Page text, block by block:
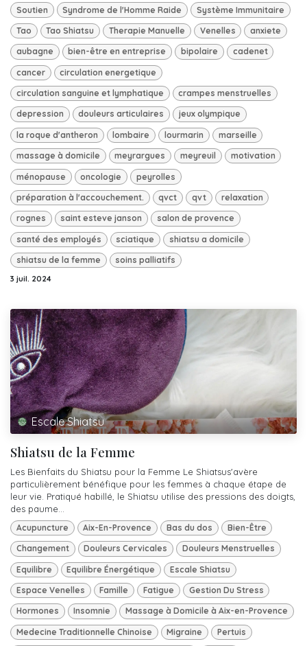
Soutien Syndrome de l'Homme Raide Système Immunitaire
Tao Tao Shiatsu Therapie Manuelle Venelles anxiete
aubagne bien-être en entreprise bipolaire cadenet
cancer circulation energetique
circulation sanguine et lymphatique crampes menstruelles
depression douleurs articulaires jeux olympique
la roque d'antheron lombaire lourmarin marseille
massage à domicile meyrargues meyreuil motivation
ménopause oncologie peyrolles
préparation à l'accouchement. qvct qvt relaxation
rognes saint esteve janson salon de provence
santé des employés sciatique shiatsu a domicile
shiatsu de la femme soins palliatifs
3 juil. 2024
Escale Shiatsu
Shiatsu de la Femme
Les Bienfaits du Shiatsu pour la Femme Le Shiatsus'avère
particulièrement bénéfique pour les femmes à chaque étape de
leur vie. Pratiqué habillé, le Shiatsu utilise des pressions des doigts,
des paume...
Acupuncture Aix-En-Provence Bas du dos Bien-Être
Changement Douleurs Cervicales Douleurs Menstruelles
Equilibre Equilibre Énergétique Escale Shiatsu
Espace Venelles Famille Fatigue Gestion Du Stress
Hormones Insomnie Massage à Domicile à Aix-en-Provence
Medecine Traditionnelle Chinoise Migraine Pertuis